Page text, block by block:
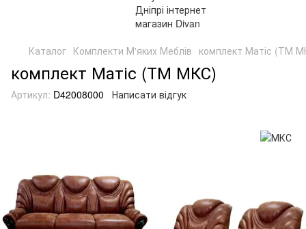
Каталог Комплекти М'яких Меблів комплект Матіс (ТМ
комплект Матіс (ТМ МКС)
Артикул: D42008000 Написати відгук